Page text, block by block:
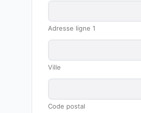
Adresse ligne 1
Ville
Code postal